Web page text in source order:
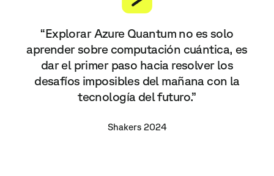
“Explorar Azure Quantum no es solo
aprender sobre computación cuántica, es
dar el primer paso hacia resolver los
desafíos imposibles del mañana con la
tecnología del futuro.”
Shakers 2024